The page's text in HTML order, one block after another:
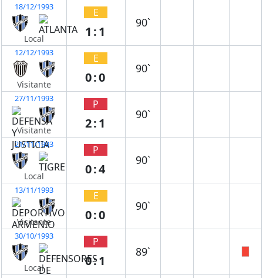
18/12/1993
Local
E
1:1
90`
12/12/1993
Visitante
E
0:0
90`
27/11/1993
Visitante
P
2:1
90`
21/11/1993
Local
P
0:4
90`
13/11/1993
Visitante
E
0:0
90`
30/10/1993
Local
P
0:1
89`